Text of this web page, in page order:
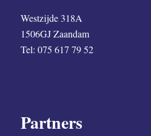
Westzijde 318A
1506GJ Zaandam
Tel: 075 617 79 52
Partners